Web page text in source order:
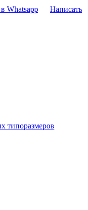
Whatsapp
Написать
типоразмеров